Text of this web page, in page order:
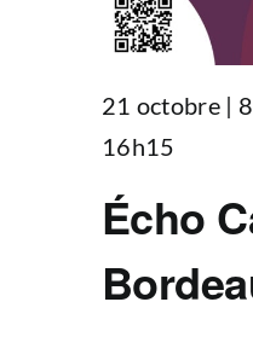
Écho
21 octobre |
16h15